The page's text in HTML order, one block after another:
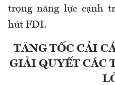
trọng năng lực cạnh
hút FDI.
TĂNG TỐC CẢI
GIẢI QUYẾT CÁC